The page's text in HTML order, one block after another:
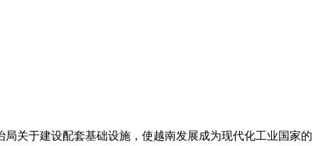
关于建设配套基础设施，使越南发展成为现代化工业国家的